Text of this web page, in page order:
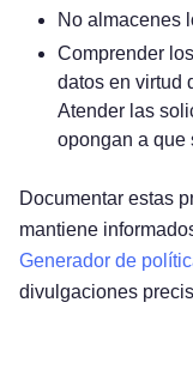
No almacenes
Comprender
datos en virtud
Atender las
opongan a que
Documentar estas
mantiene
Generador de
divulgaciones